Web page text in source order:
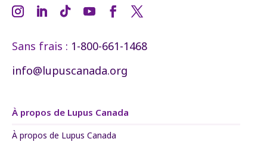
Sans frais : 1-800-661-1468
info@lupuscanada.org
À propos de Lupus Canada
À propos de Lupus Canada